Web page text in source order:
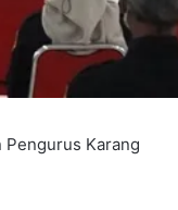
Pengurus Karang